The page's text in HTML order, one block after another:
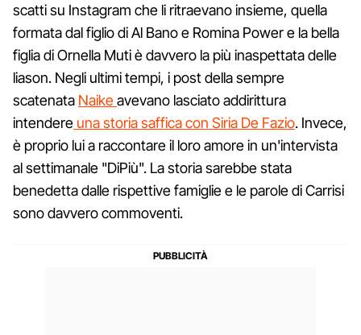
scatti su Instagram che li ritraevano insieme, quella
formata dal figlio di Al Bano e Romina Power e la bella
figlia di Ornella Muti è davvero la più inaspettata delle
liason. Negli ultimi tempi, i post della sempre
scatenata Naikeavevano lasciato addirittura
intendere una storia saffica con Siria De Fazio. Invece,
è proprio lui a raccontare il loro amore in un'intervista
al settimanale "DiPiù". La storia sarebbe stata
benedetta dalle rispettive famiglie e le parole di Carrisi
sono davvero commoventi.